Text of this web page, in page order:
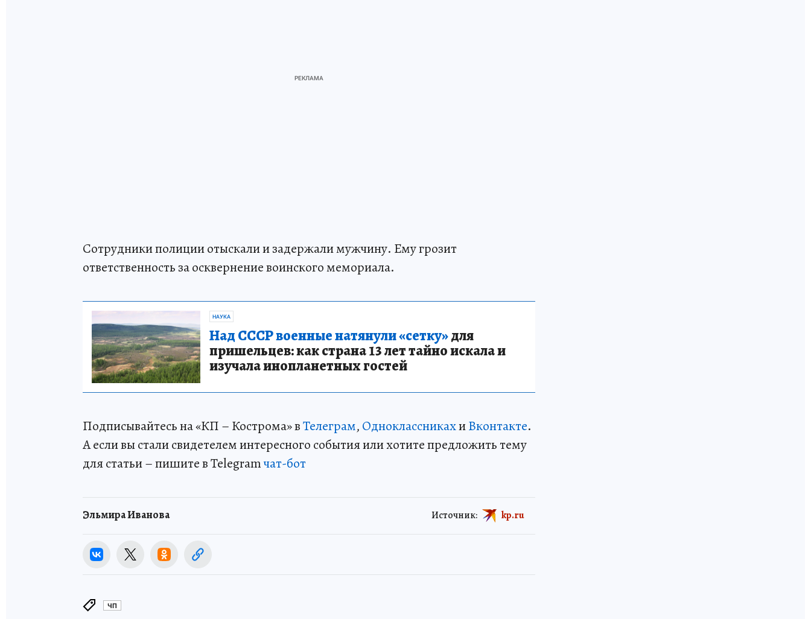
Сотрудники полиции отыскали и задержали мужчину. Ему грозит
ответственность за осквернение воинского мемориала.
НАУКА
Над СССР военные натянули «сетку»для
пришельцев: как страна 13 лет тайно искала и
изучала инопланетных гостей
Подписывайтесь на «КП – Кострома» вТелеграм, ОдноклассникахиВконтакте.
А если вы стали свидетелем интересного события или хотите предложить тему
для статьи – пишите в Telegramчат-бот
Эльмира Иванова Источник: kp.ru
ЧП